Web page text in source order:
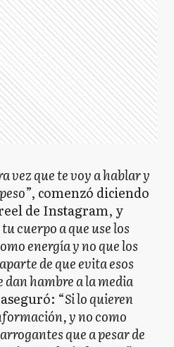
vez que te voy a hablar y
”, comenzó diciendo
de Instagram, y
cuerpo a que use los
energía y no que los
de que evita esos
dan hambre a la media
“Si lo quieren
y no como
que a pesar de